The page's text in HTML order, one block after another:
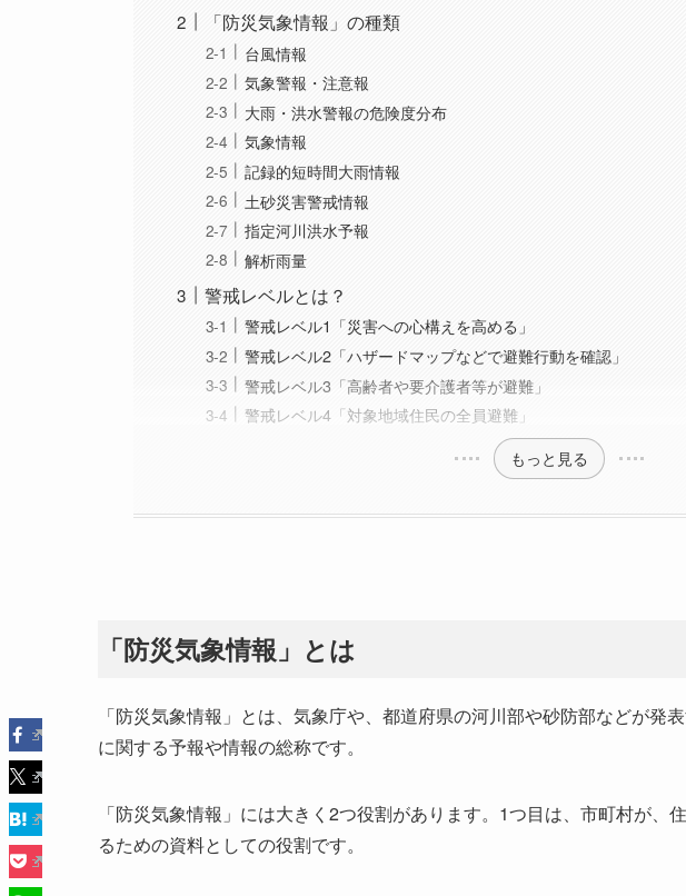
「防災気象情報」の種類
台風情報
気象警報・注意報
大雨・洪水警報の危険度分布
気象情報
記録的短時間大雨情報
土砂災害警戒情報
指定河川洪水予報
解析雨量
警戒レベルとは？
警戒レベル1「災害への心構えを高める」
警戒レベル2「ハザードマップなどで避難行動を確認」
警戒レベル3「高齢者や要介護者等が避難」
警戒レベル4「対象地域住民の全員避難」
もっと見る
「防災気象情報」とは
「防災気象情報」とは、気象庁や、都道府県の河川部や砂防部などが発
に関する予報や情報の総称です。
「防災気象情報」には大きく2つ役割があります。1つ目は、市町村が、
るための資料としての役割です。